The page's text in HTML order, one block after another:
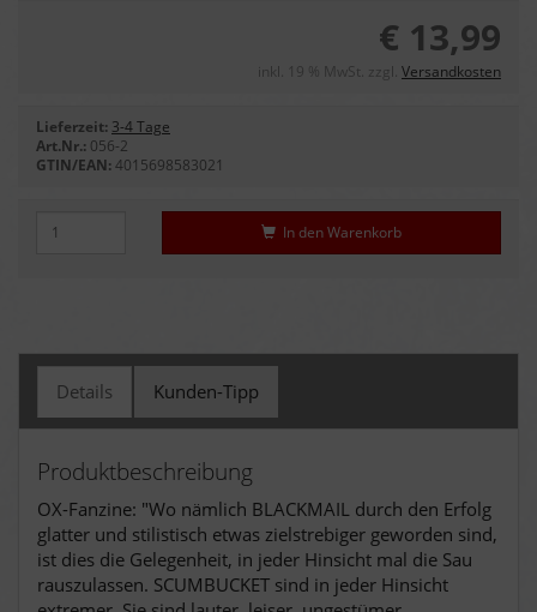
€ 13,99
inkl. 19 % MwSt. zzgl. Versandkosten
Lieferzeit: 3-4 Tage
Art.Nr.: 056-2
GTIN/EAN: 4015698583021
In den Warenkorb
Details Kunden-Tipp
Produktbeschreibung
OX-Fanzine: "Wo nämlich BLACKMAIL durch den Erfolg
glatter und stilistisch etwas zielstrebiger geworden sind,
ist dies die Gelegenheit, in jeder Hinsicht mal die Sau
rauszulassen. SCUMBUCKET sind in jeder Hinsicht